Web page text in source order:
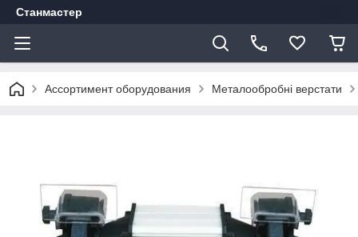
Станмастер
Ассортимент оборудования Металообробні верстати